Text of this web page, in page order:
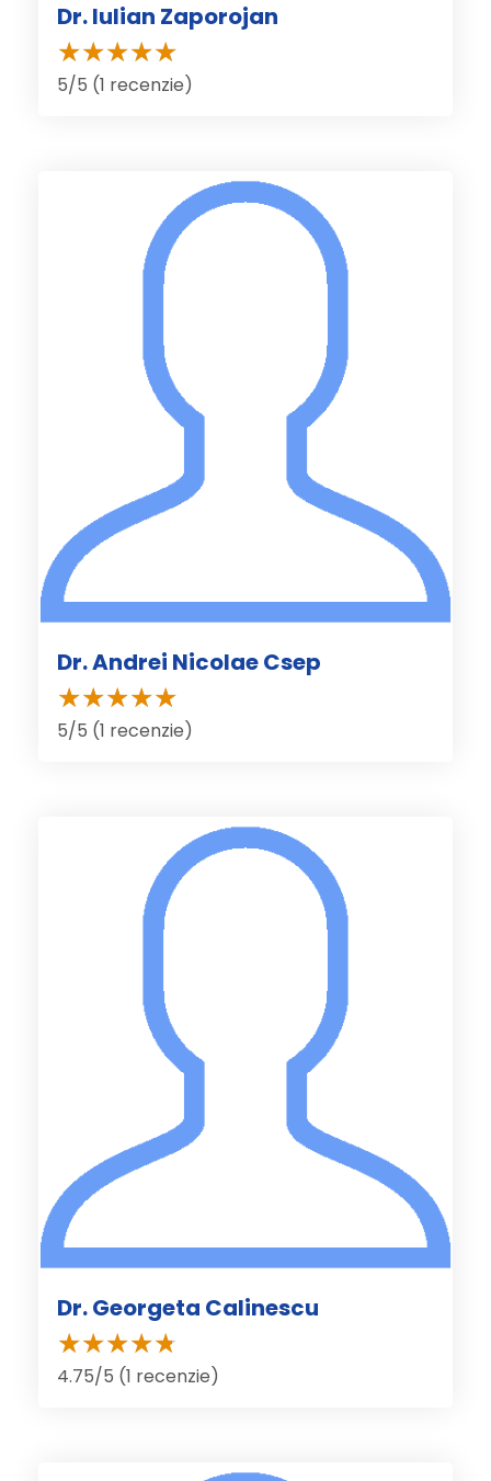
Dr. Iulian Zaporojan
5/5 (1 recenzie)
Dr. Andrei Nicolae Csep
5/5 (1 recenzie)
Dr. Georgeta Calinescu
4.75/5 (1 recenzie)